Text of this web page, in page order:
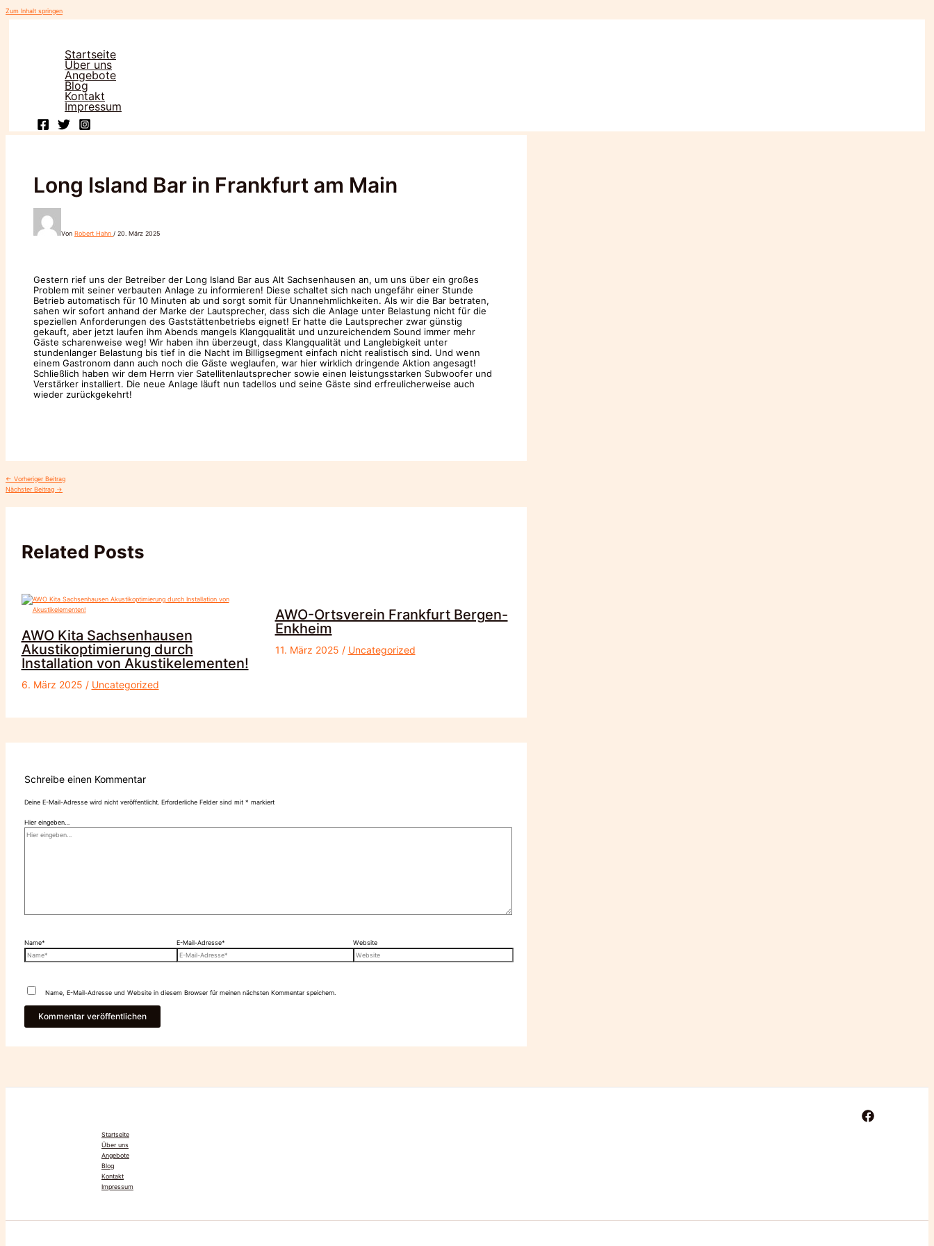
Zum Inhalt springen
Startseite
Über uns
Angebote
Blog
Kontakt
Impressum
Long Island Bar in Frankfurt am Main
Von Robert Hahn / 20. März 2025
Gestern rief uns der Betreiber der Long Island Bar aus Alt Sachsenhausen an, um uns über ein großes
Problem mit seiner verbauten Anlage zu informieren! Diese schaltet sich nach ungefähr einer Stunde
Betrieb automatisch für 10 Minuten ab und sorgt somit für Unannehmlichkeiten. Als wir die Bar betraten,
sahen wir sofort anhand der Marke der Lautsprecher, dass sich die Anlage unter Belastung nicht für die
speziellen Anforderungen des Gaststättenbetriebs eignet! Er hatte die Lautsprecher zwar günstig
gekauft, aber jetzt laufen ihm Abends mangels Klangqualität und unzureichendem Sound immer mehr
Gäste scharenweise weg! Wir haben ihn überzeugt, dass Klangqualität und Langlebigkeit unter
stundenlanger Belastung bis tief in die Nacht im Billigsegment einfach nicht realistisch sind. Und wenn
einem Gastronom dann auch noch die Gäste weglaufen, war hier wirklich dringende Aktion angesagt!
Schließlich haben wir dem Herrn vier Satellitenlautsprecher sowie einen leistungsstarken Subwoofer und
Verstärker installiert. Die neue Anlage läuft nun tadellos und seine Gäste sind erfreulicherweise auch
wieder zurückgekehrt!
← Vorheriger Beitrag
Nächster Beitrag →
Related Posts
AWO Kita Sachsenhausen
Akustikoptimierung durch
Installation von Akustikelementen!
6. März 2025 / Uncategorized
AWO-Ortsverein Frankfurt Bergen-
Enkheim
11. März 2025 / Uncategorized
Schreibe einen Kommentar
Deine E-Mail-Adresse wird nicht veröffentlicht. Erforderliche Felder sind mit * markiert
Hier eingeben…
Name* E-Mail-Adresse* Website
Name, E-Mail-Adresse und Website in diesem Browser für meinen nächsten Kommentar speichern.
Startseite
Über uns
Angebote
Blog
Kontakt
Impressum